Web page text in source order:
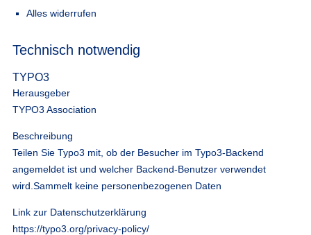
Alles widerrufen
Technisch notwendig
TYPO3
Herausgeber
TYPO3 Association
Beschreibung
Teilen Sie Typo3 mit, ob der Besucher im Typo3-Backend
angemeldet ist und welcher Backend-Benutzer verwendet
wird.Sammelt keine personenbezogenen Daten
Link zur Datenschutzerklärung
https://typo3.org/privacy-policy/